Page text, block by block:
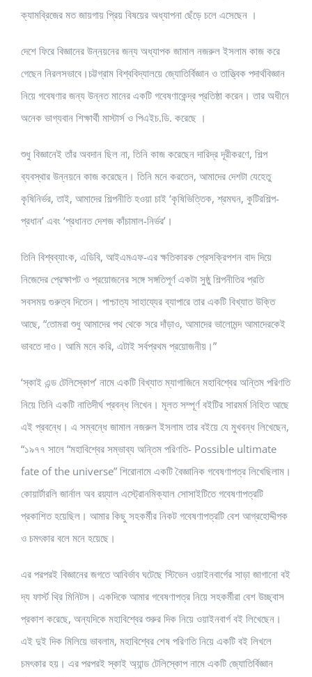
ক্যামব্রিজের মত জায়গায় প্রিয় বিষয়ের অধ্যাপনা ছেঁড়ে চলে এসেছেন ।
দেশে ফিরে বিজ্ঞানের উন্নয়নের জন্য অধ্যাপক জামাল নজরুল ইসলাম কাজ করে
গেছেন নিরলসভাবে।চট্টগ্রাম বিশ্ববিদ্যালয়ে জ্যোতির্বিজ্ঞান ও তাত্ত্বিক পদার্থবিজ্ঞান
নিয়ে গবেষণার জন্য উন্নত মানের একটি গবেষণাকেন্দ্র প্রতিষ্ঠা করেন। তার অধীনে
অনেক ভাগ্যবান শিক্ষার্থী মাস্টার্স ও পিএইচ.ডি. করেছে ।
শুধু বিজ্ঞানেই তাঁর অবদান ছিল না, তিনি কাজ করেছেন দারিদ্র দূরীকরণে, শিল্প
ব্যবস্থার উন্নয়নে কাজ করেছেন। তিনি মনে করতেন, আমাদের দেশটা যেহেতু
কৃষিনির্ভর, তাই, আমাদের শিল্পনীতি হওয়া চাই ‘কৃষিভিত্তিক, শ্রমঘন, কুটিরশিল্প-
প্রধান’ এবং ‘প্রধানত দেশজ কাঁচামাল-নির্ভর’।
তিনি বিশ্বব্যাংক, এডিবি, আইএমএফ-এর ক্ষতিকারক প্রেসক্রিপশন বাদ দিয়ে
নিজেদের প্রেক্ষাপট ও প্রয়োজনের সঙ্গে সঙ্গতিপূর্ণ একটা সুষ্ঠু শিল্পনীতির প্রতি
সবসময় গুরুত্ব দিতেন। পাশ্চাত্য সাহায্যের ব্যাপারে তার একটি বিখ্যাত উক্তি
আছে, “তোমরা শুধু আমাদের পথ থেকে সরে দাঁড়াও, আমাদের ভালোমন্দ আমাদেরকেই
ভাবতে দাও। আমি মনে করি, এটাই সর্বপ্রথম প্রয়োজনীয়।”
‘স্কাই এন্ড টেলিস্কোপ’ নামে একটি বিখ্যাত ম্যাগাজিনে মহাবিশ্বের অন্তিম পরিণতি
নিয়ে তিনি একটি নাতিদীর্ঘ প্রবন্ধ লিখেন। মূলত সম্পূর্ণ বইটির সারমর্ম নিহিত আছে
এই প্রবন্ধে। এ সম্বন্ধে জামাল নজরুল ইসলাম তার বইয়ে যে মুখবন্ধ লিখেছেন,
“১৯৭৭ সালে “মহাবিশ্বের সম্ভাব্য অন্তিম পরিণতি- Possible ultimate
fate of the universe” শিরোনামে একটি বৈজ্ঞানিক গবেষণাপত্র লিখেছিলাম।
কোয়ার্টারলি জার্নাল অব রয়্যাল এস্ট্রোনমিক্যাল সোসাইটিতে গবেষণাপত্রটি
প্রকাশিত হয়েছিল। আমার কিছু সহকর্মীর নিকট গবেষণাপত্রটি বেশ আগ্রহোদ্দীপক
ও চমৎকার বলে মনে হয়েছে।
এর পরপরই বিজ্ঞানের জগতে আবির্ভাব ঘটেছে স্টিভেন ওয়াইনবার্গের সাড়া জাগানো বই
দ্য ফার্স্ট থ্রি মিনিটস। একদিকে আমার গবেষণাপত্র নিয়ে সহকর্মীরা বেশ উচ্ছ্বাস
প্রকাশ করেছে, অন্যদিকে মহাবিশ্বের শুরুর দিক নিয়ে ওয়াইনবার্গ বই লিখেছেন।
এই দুই দিক মিলিয়ে ভাবলাম, মহাবিশ্বের শেষ পরিণতি নিয়ে একটি বই লিখলে
চমৎকার হয়। এর পরপরই স্কাই অ্যান্ড টেলিস্কোপ নামে একটি জ্যোতির্বিজ্ঞান